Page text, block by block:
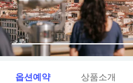
옵션예약 상품소개